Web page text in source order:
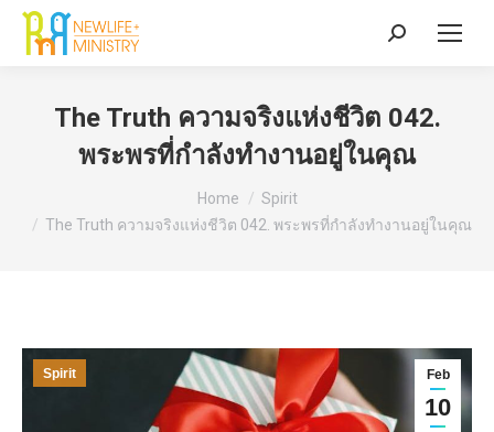
Search:
The Truth ความจริงแห่งชีวิต 042.
พระพรที่กำลังทำงานอยู่ในคุณ
Home
Spirit
The Truth ความจริงแห่งชีวิต 042. พระพรที่กำลังทำงานอยู่ในคุณ
Feb
10
Spirit